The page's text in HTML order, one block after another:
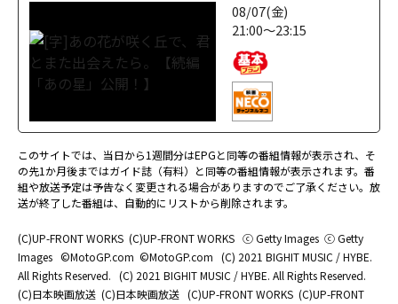
08/07(金)
21:00～23:15
このサイトでは、当日から1週間分はEPGと同等の番組情報が表示され、そ
の先1か月後まではガイド誌（有料）と同等の番組情報が表示されます。番
組や放送予定は予告なく変更される場合がありますのでご了承ください。放
送が終了した番組は、自動的にリストから削除されます。
(C)UP-FRONT WORKS (C)UP-FRONT WORKS ⓒ Getty Images ⓒ Getty
Images ©MotoGP.com ©MotoGP.com (C) 2021 BIGHIT MUSIC / HYBE.
All Rights Reserved. (C) 2021 BIGHIT MUSIC / HYBE. All Rights Reserved.
(C)日本映画放送 (C)日本映画放送 (C)UP-FRONT WORKS (C)UP-FRONT